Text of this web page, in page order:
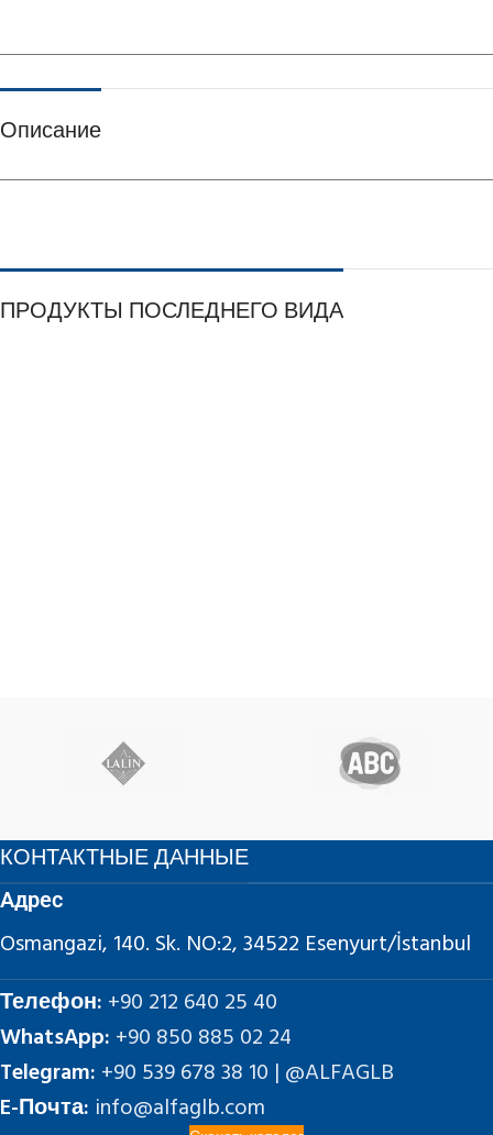
Описание
ПРОДУКТЫ ПОСЛЕДНЕГО ВИДА
КОНТАКТНЫЕ ДАННЫЕ
Адрес
Osmangazi, 140. Sk. NO:2, 34522 Esenyurt/İstanbul
Телефон: +90 212 640 25 40
WhatsApp: +90 850 885 02 24
Telegram: +90 539 678 38 10 | @ALFAGLB
E-Почта: info@alfaglb.com